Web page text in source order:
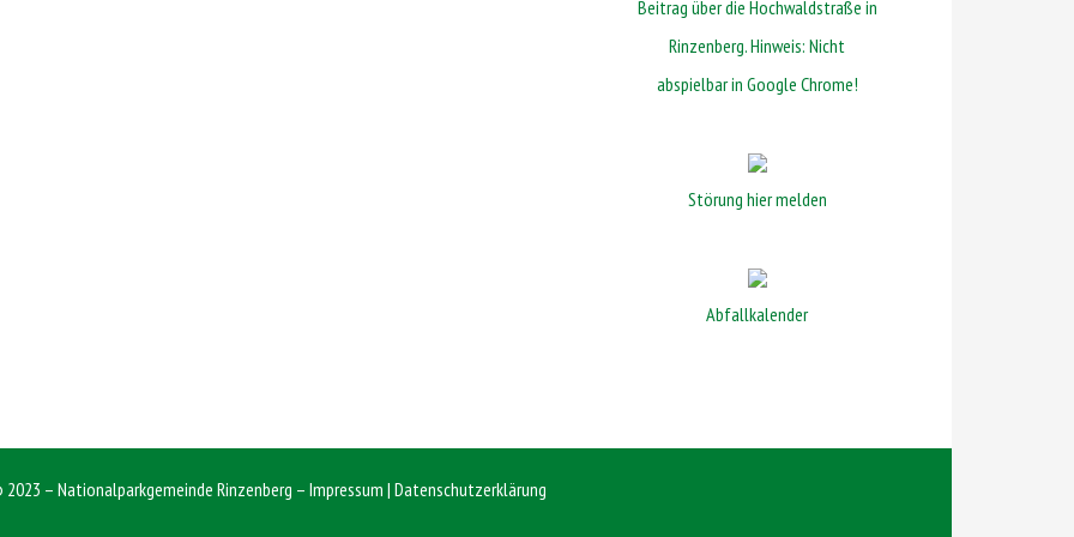
Beitrag über die Hochwaldstraße in
Rinzenberg. Hinweis: Nicht
abspielbar in Google Chrome!
Störung hier melden
Abfallkalender
– Nationalparkgemeinde Rinzenberg – Impressum | Datenschutzerklärung